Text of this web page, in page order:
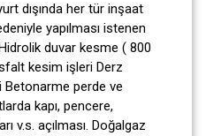
dışında her tür inşaat
yapılması istenen
duvar kesme ( 800
kesim işleri Derz
perde ve
kapı, pencere,
v.s. açılması. Doğalgaz